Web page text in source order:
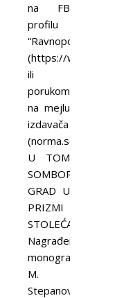
na FB
profilu
“Ravnopolov”
(https://
ili
porukom
na mejlu
izdavača
U TOM
SOMBORU…
GRAD U
PRIZMI
STOLEĆA
Nagrađena
monografija
M.
Stepanovića